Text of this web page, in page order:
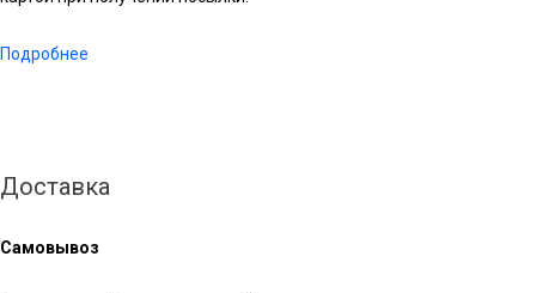
Подробнее
Доставка
Самовывоз